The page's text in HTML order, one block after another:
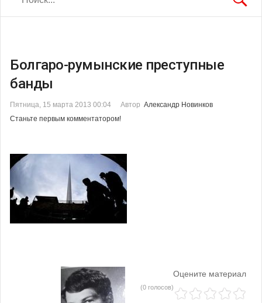
Болгаро-румынские преступные
банды
Пятница, 15 марта 2013 00:04 Автор Александр Новинков
Станьте первым комментатором!
Оцените материал
(0 голосов)